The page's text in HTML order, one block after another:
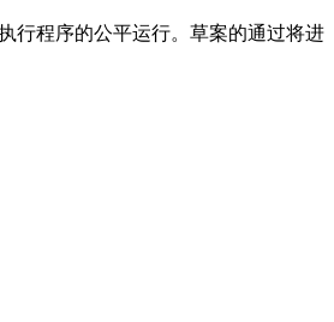
行程序的公平运行。草案的通过将进